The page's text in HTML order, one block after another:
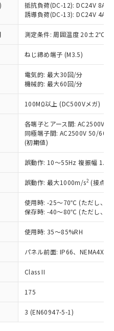
抵抗負荷(DC-12): DC24V 8A/
誘導負荷(DC-13): DC24V 4A/
測定条件: 周囲温度 20±2℃、
ねじ締め端子 (M3.5)
電気的: 最大30回/分
機械的: 最大60回/分
100MΩ以上 (DC500Vメガ)
各端子とアース間: AC2500V
同極端子間: AC2500V 50/
(初期値)
誤動作: 10～55Hz 複振幅
誤動作: 最大1000m/s2 (接点
使用時: -25～70℃ (ただし、氷
保存時: -40～80℃ (ただし、氷
使用時: 35～85%RH
パネル前面: IP66、NEMA4X,
Class II
175
3 (EN60947-5-1)
だき、同意のうえ
社制御機器事業取扱
況および標準価格
ていただくもので
取扱商品の中には、
外となる商品もある
さい。
準価格照会結果は、
日時点での社内デー
れるものであり、閲
実際の在庫および標
場合があることをご
よび標準価格はお客
たはお客様担当のオ
売店・当社販売員に
販売店や当社販売拠
ワーク
」をご確認
価格結果を当社の
三者に漏洩または開
します。
部品リスト作成サー
ただくには、I-Web
指令（10物質）の
、対応品を出す予
指令（10物質）の
中または確認中の
など無形物で、有
商品です。
非含有部品として
明した場合などや
あります。
1000ppm以下、 カド
下、ポリ臭化ビフェニル
臭化ジフェニルエーテル類
以下、フタル酸ジブチル
タル酸ジイソブチル
および制御機器に対する
については閾値を超える意
ています。
などにより、予定
ます。
有率が中国RoHSの
示します。
有率が中国RoHSの
を示します。
社販売部門へお問
T26572)：
: 1000ppm、 Cd(カドミウ
、 PBBs(ポリ臭化ビフェ
ポリ臭化ジフェニルエーテ
、 DIBP(フタル酸ジ
フタル酸ブチルベンジ
キシル)) : 1000ppm
物質）のすべてが基
します。
況下において有害物
境に深刻な影響を
ます。
社製品のうち、外国
易法に定める商品
」という）を輸出
供する場合は、日本
(または役務取引許
の必要な手続きを
破棄する場合は、完
、違法に輸出されな
を講じます。
、核兵器、ミサイ
物兵器またはその他
の製造装置等に一切
第三者に販売する
2および3の内容を当
す。また当社は、
に係わる関係者が違
れがある場合は、取
せん。
在庫あり
たないが在庫あり
の在庫状況につ
様のお取引先、ま
当のオムロン制御
当社販売員にご確
、また在庫状況の
ていない機種